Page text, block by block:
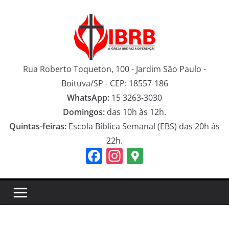
Rua Roberto Toqueton, 100 - Jardim São Paulo -
Boituva/SP - CEP: 18557-186
WhatsApp: 15 3263-3030
Domingos: das 10h às 12h.
Quintas-feiras: Escola Bíblica Semanal (EBS) das 20h às
22h.
F
e
In
gr gl